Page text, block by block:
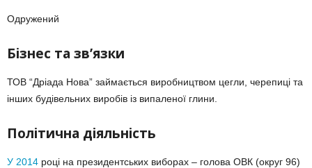
Одружений
Бізнес та зв’язки
ТОВ “Дріада Нова” займається виробництвом цегли, черепиці та
інших будівельних виробів із випаленої глини.
Політична діяльність
У 2014 році на президентських виборах – голова ОВК (округ 96)